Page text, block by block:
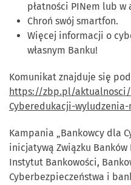
płatności PINem lub
Chroń swój smartfon.
Więcej informacji o
własnym Banku!
Komunikat znajduje się
https://zbp.pl/
Cyberedukacji-
Kampania „Bankowcy dla
inicjatywą Związku Banków
Instytut Bankowości,
Cyberbezpieczeństwa i